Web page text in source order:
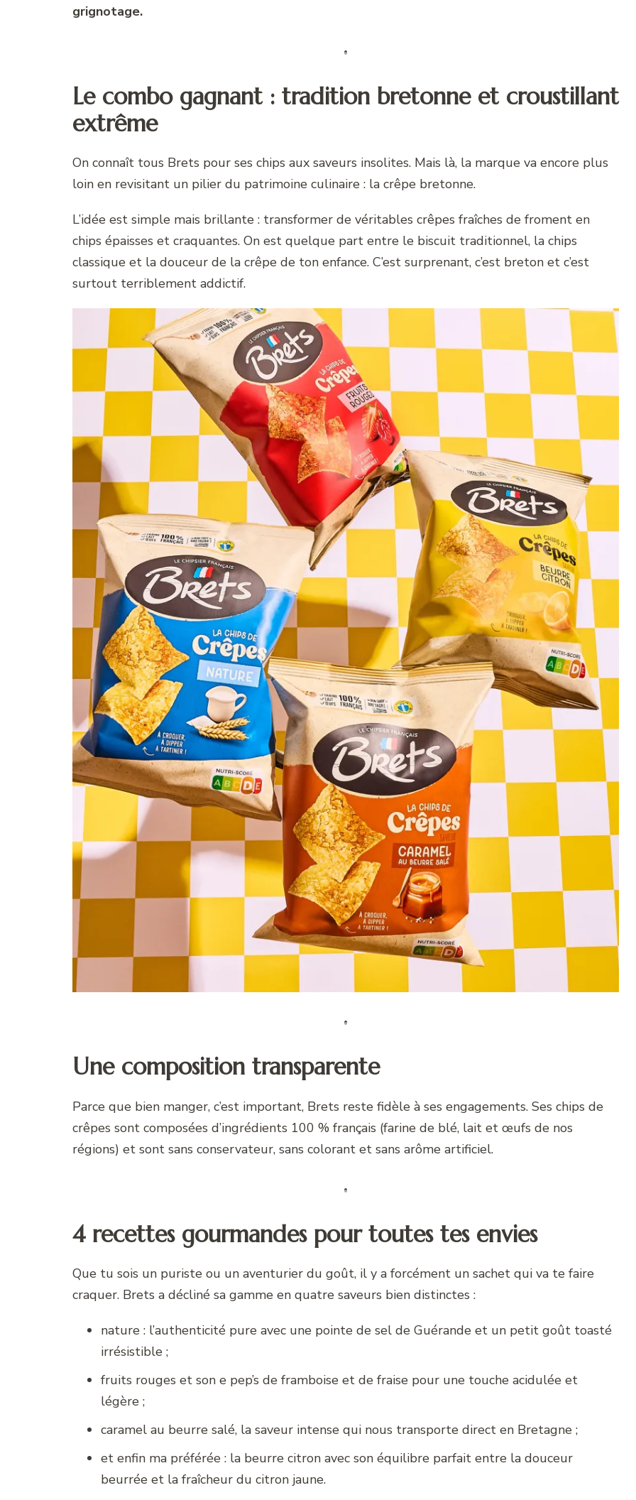
grignotage.
Le combo gagnant : tradition bretonne et croustillant
extrême
On connaît tous Brets pour ses chips aux saveurs insolites. Mais là, la marque va encore plus
loin en revisitant un pilier du patrimoine culinaire : la crêpe bretonne.
L’idée est simple mais brillante : transformer de véritables crêpes fraîches de froment en
chips épaisses et craquantes. On est quelque part entre le biscuit traditionnel, la chips
classique et la douceur de la crêpe de ton enfance. C’est surprenant, c’est breton et c’est
surtout terriblement addictif.
Une composition transparente
Parce que bien manger, c’est important, Brets reste fidèle à ses engagements. Ses chips de
crêpes sont composées d’ingrédients 100 % français (farine de blé, lait et œufs de nos
régions) et sont sans conservateur, sans colorant et sans arôme artificiel.
4 recettes gourmandes pour toutes tes envies
Que tu sois un puriste ou un aventurier du goût, il y a forcément un sachet qui va te faire
craquer. Brets a décliné sa gamme en quatre saveurs bien distinctes :
nature : l’authenticité pure avec une pointe de sel de Guérande et un petit goût toasté
irrésistible ;
fruits rouges et son e pep’s de framboise et de fraise pour une touche acidulée et
légère ;
caramel au beurre salé, la saveur intense qui nous transporte direct en Bretagne ;
et enfin ma préférée : la beurre citron avec son équilibre parfait entre la douceur
beurrée et la fraîcheur du citron jaune.